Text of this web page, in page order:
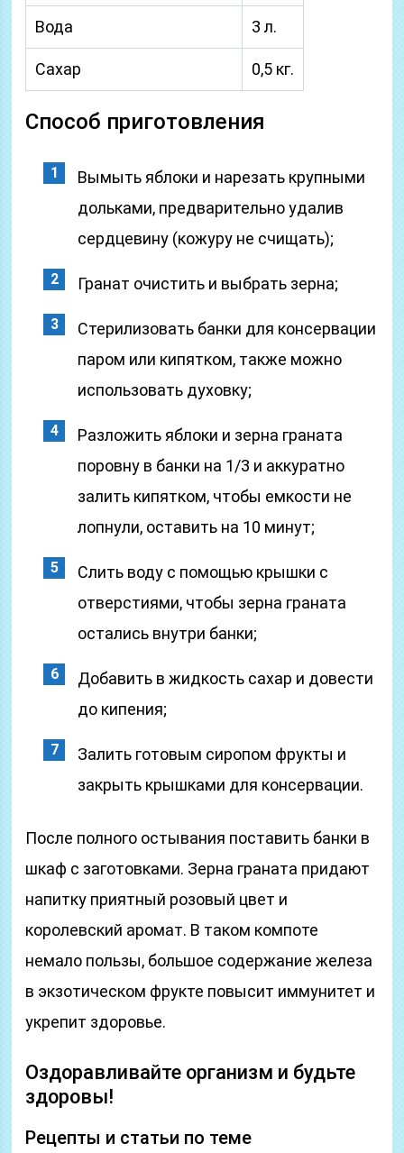
Вода 3 л.
Сахар 0,5 кг.
Способ приготовления
Вымыть яблоки и нарезать крупными
дольками, предварительно удалив
сердцевину (кожуру не счищать);
Гранат очистить и выбрать зерна;
Стерилизовать банки для консервации
паром или кипятком, также можно
использовать духовку;
Разложить яблоки и зерна граната
поровну в банки на 1/3 и аккуратно
залить кипятком, чтобы емкости не
лопнули, оставить на 10 минут;
Слить воду с помощью крышки с
отверстиями, чтобы зерна граната
остались внутри банки;
Добавить в жидкость сахар и довести
до кипения;
Залить готовым сиропом фрукты и
закрыть крышками для консервации.
После полного остывания поставить банки в
шкаф с заготовками. Зерна граната придают
напитку приятный розовый цвет и
королевский аромат. В таком компоте
немало пользы, большое содержание железа
в экзотическом фрукте повысит иммунитет и
укрепит здоровье.
Оздоравливайте организм и будьте
здоровы!
Рецепты и статьи по теме